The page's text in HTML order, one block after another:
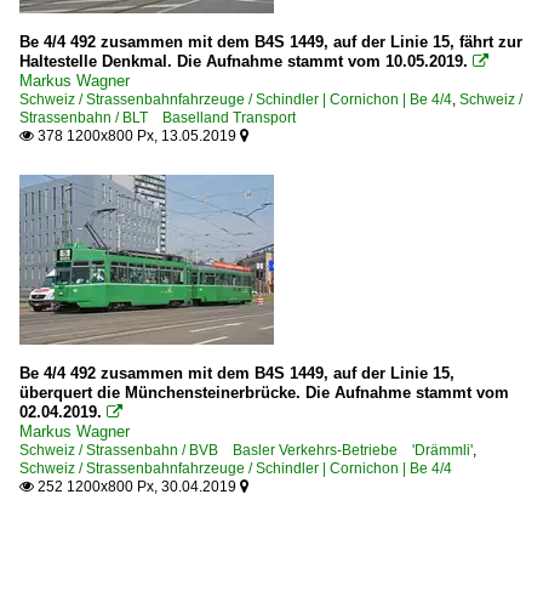
Be 4/4 492 zusammen mit dem B4S 1449, auf der Linie 15, fährt zur
Haltestelle Denkmal. Die Aufnahme stammt vom 10.05.2019. 
Markus Wagner
Schweiz / Strassenbahnfahrzeuge / Schindler | Cornichon | Be 4/4, Schweiz /
Strassenbahn / BLT Baselland Transport
 378 1200x800 Px, 13.05.2019 
Be 4/4 492 zusammen mit dem B4S 1449, auf der Linie 15,
überquert die Münchensteinerbrücke. Die Aufnahme stammt vom
02.04.2019. 
Markus Wagner
Schweiz / Strassenbahn / BVB Basler Verkehrs-Betriebe 'Drämmli',
Schweiz / Strassenbahnfahrzeuge / Schindler | Cornichon | Be 4/4
 252 1200x800 Px, 30.04.2019 